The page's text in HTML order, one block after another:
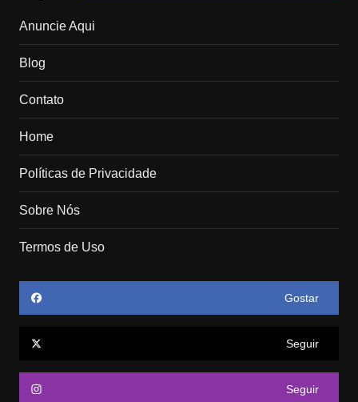
Anuncie Aqui
Blog
Contato
Home
Políticas de Privacidade
Sobre Nós
Termos de Uso
Gostar
Seguir
Seguir